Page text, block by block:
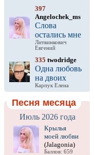
397
Angelochek_ms
Слова
остались мне
Литвинкович
Евгений
335 twodridge
Одна любовь
на двоих
Карпук Елена
Песня месяца
Июль 2026 года
Крылья
моей любви
(Jalagonia)
Баллов: 659